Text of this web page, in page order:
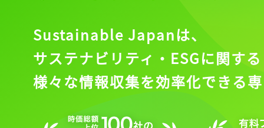
Sustainable Japanは、
サステナビリティ・ESGに関する
様々な情報収集を効率化できる